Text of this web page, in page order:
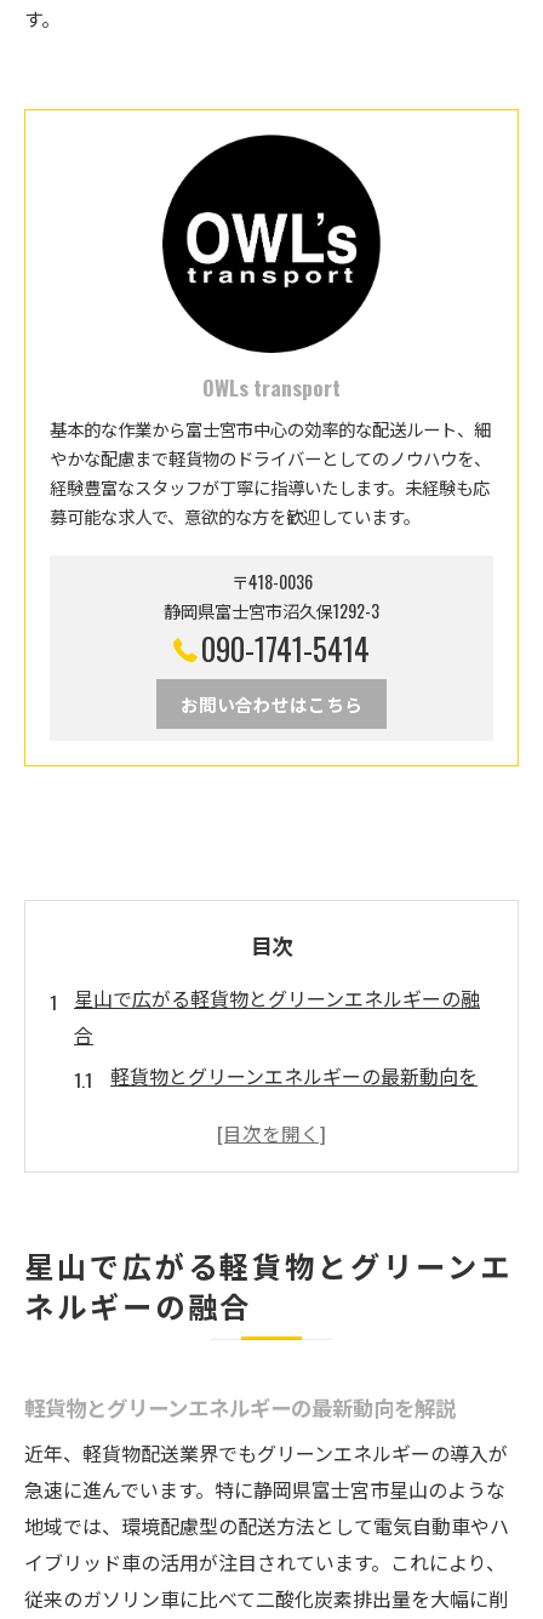
す。
OWLs transport
基本的な作業から富士宮市中心の効率的な配送ルート、細
やかな配慮まで軽貨物のドライバーとしてのノウハウを、
経験豊富なスタッフが丁寧に指導いたします。未経験も応
募可能な求人で、意欲的な方を歓迎しています。
〒418-0036
静岡県富士宮市沼久保1292-3
090-1741-5414
お問い合わせはこちら
目次
星山で広がる軽貨物とグリーンエネルギーの融
合
軽貨物とグリーンエネルギーの最新動向を
星山で注目される軽貨物導入の背景とは
グリーンエネルギー採用が働き方をどう変
えるか
星山発の軽貨物エコ働き方の特徴を紹介
グリーンエネルギー採用が職場環境を進化
軽貨物で叶える新時代のワークスタイル
エコに働く軽貨物ドライバーの声と実例
星山から広がる軽貨物の環境意識改革
未経験から始める軽貨物グリーン配送の魅力
星山で広がる軽貨物とグリーンエ
ネルギーの融合
軽貨物とグリーンエネルギーの最新動向を解説
近年、軽貨物配送業界でもグリーンエネルギーの導入が
急速に進んでいます。特に静岡県富士宮市星山のような
地域では、環境配慮型の配送方法として電気自動車やハ
イブリッド車の活用が注目されています。これにより、
従来のガソリン車に比べて二酸化炭素排出量を大幅に削